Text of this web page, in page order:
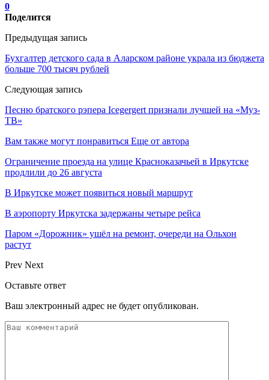
0
Поделится
Предыдущая запись
Бухгалтер детского сада в Аларском районе украла из бюджета
больше 700 тысяч рублей
Следующая запись
Песню братского рэпера Icegergert признали лучшей на «Муз-
ТВ»
Вам также могут понравиться Еще от автора
Ограничение проезда на улице Красноказачьей в Иркутске
продлили до 26 августа
В Иркутске может появиться новый маршрут
В аэропорту Иркутска задержаны четыре рейса
Паром «Дорожник» ушёл на ремонт, очереди на Ольхон
растут
Prev Next
Оставьте ответ
Ваш электронный адрес не будет опубликован.